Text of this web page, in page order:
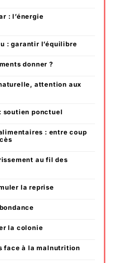
: l’énergie
: garantir l’équilibre
donner ?
attention aux
soutien ponctuel
: entre coup
au fil des
la reprise
la colonie
face à la malnutrition